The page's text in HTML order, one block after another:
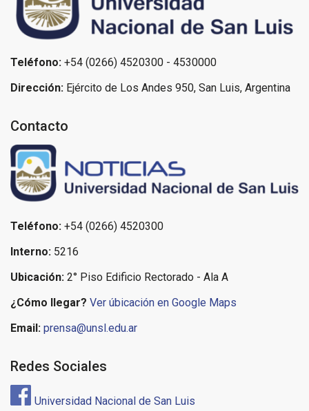
Teléfono: +54 (0266) 4520300 - 4530000
Dirección: Ejército de Los Andes 950, San Luis, Argentina
Contacto
Teléfono: +54 (0266) 4520300
Interno: 5216
Ubicación: 2° Piso Edificio Rectorado - Ala A
¿Cómo llegar? Ver úbicación en Google Maps
Email: prensa@unsl.edu.ar
Redes Sociales
Universidad Nacional de San Luis